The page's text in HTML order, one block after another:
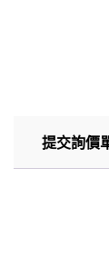
提交詢價